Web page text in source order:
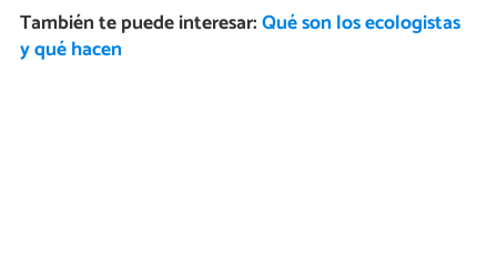
También te puede interesar:Qué son los ecologistas
y qué hacen